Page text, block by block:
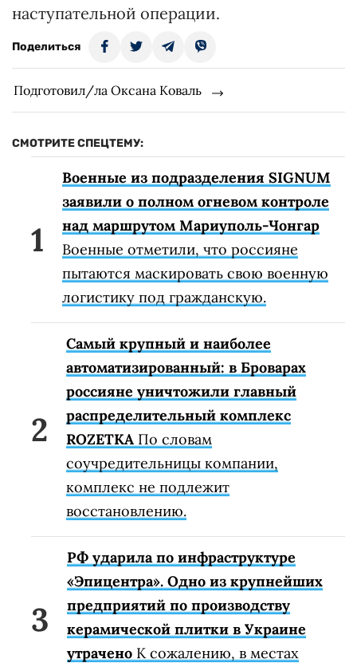
наступательной операции.
Поделиться
Подготовил/ла Оксана Коваль
СМОТРИТЕ СПЕЦТЕМУ:
Военные из подразделения SIGNUM
заявили о полном огневом контроле
над маршрутом Мариуполь-Чонгар
Военные отметили, что россияне
пытаются маскировать свою военную
логистику под гражданскую.
Самый крупный и наиболее
автоматизированный: в Броварах
россияне уничтожили главный
распределительный комплекс
ROZETKA По словам
соучредительницы компании,
комплекс не подлежит
восстановлению.
РФ ударила по инфраструктуре
«Эпицентра». Одно из крупнейших
предприятий по производству
керамической плитки в Украине
утрачено К сожалению, в местах